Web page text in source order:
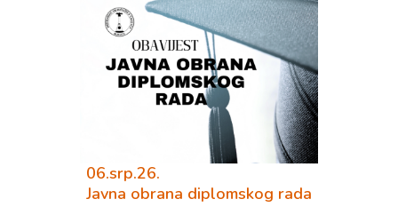
06.srp.26.
Javna obrana diplomskog rada